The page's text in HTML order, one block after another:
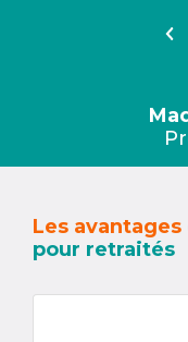
Les avantages
pour retraités